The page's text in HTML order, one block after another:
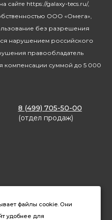
сайте https://galaxy-tecs.ru/,
ООО «Омега»,
без разрешения
нарушением российского
правообладатель
компенсации суммой до 5 000
8 (499) 705-50-00
(отдел продаж)
файлы cookie. Они
удобнее для